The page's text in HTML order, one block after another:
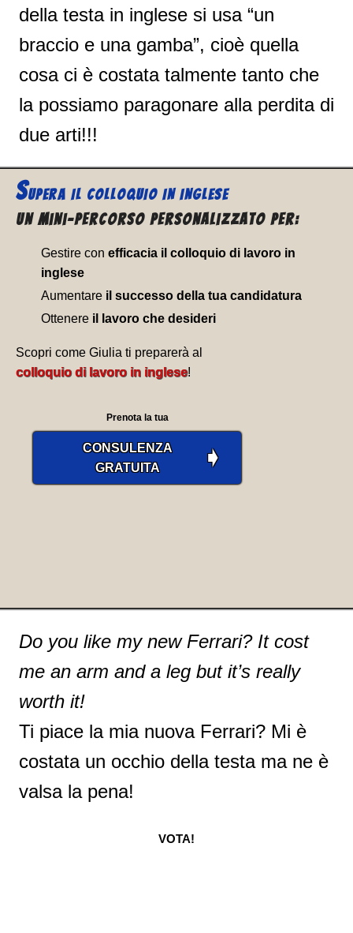
della testa in inglese si usa “un
braccio e una gamba”, cioè quella
cosa ci è costata talmente tanto che
la possiamo paragonare alla perdita di
due arti!!!
SUPERA IL COLLOQUIO IN INGLESE
Un Mini-percorso personalizzato per:
Gestire con efficacia il colloquio di lavoro in
inglese
Aumentare il successo della tua candidatura
Ottenere il lavoro che desideri
Scopri come Giulia ti preparerà al
colloquio di lavoro in inglese!
Prenota la tua
CONSULENZA
GRATUITA
➧
Do you like my new Ferrari? It cost
me an arm and a leg but it’s really
worth it!
Ti piace la mia nuova Ferrari? Mi è
costata un occhio della testa ma ne è
valsa la pena!
VOTA!